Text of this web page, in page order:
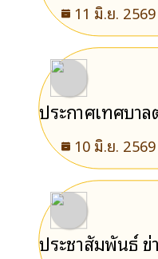
11 มิ.ย. 2569
ประกาศเทศบา
10 มิ.ย. 2569
ประชาสัมพันธ์